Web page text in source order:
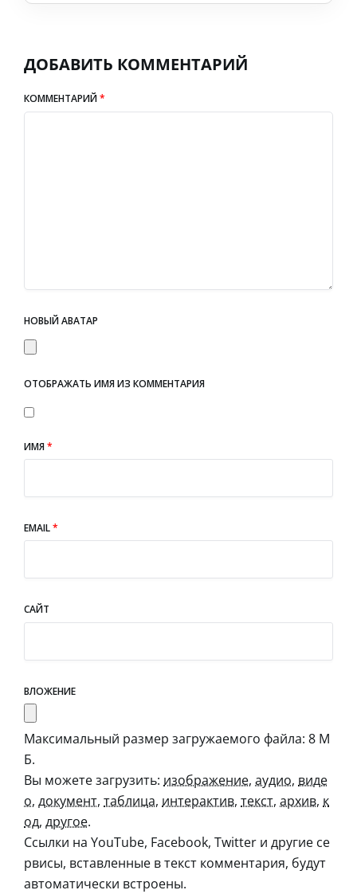
ДОБАВИТЬ КОММЕНТАРИЙ
КОММЕНТАРИЙ*
НОВЫЙ АВАТАР
ОТОБРАЖАТЬ ИМЯ ИЗ КОММЕНТАРИЯ
ИМЯ*
EMAIL*
САЙТ
ВЛОЖЕНИЕ
Максимальный размер загружаемого файла: 8 М
Б.
Вы можете загрузить: изображение, аудио, виде
о, документ, таблица, интерактив, текст, архив, к
од, другое.
Ссылки на YouTube, Facebook, Twitter и другие се
рвисы, вставленные в текст комментария, будут
автоматически встроены.